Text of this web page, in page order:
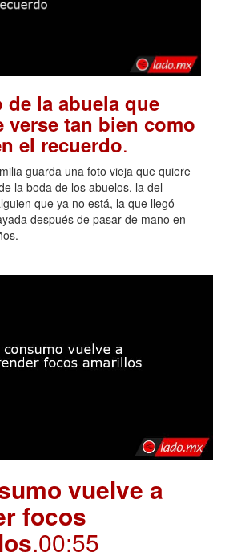
de la abuela que
verse tan bien como
el recuerdo.
guarda una foto vieja que quiere
la boda de los abuelos, la del
que ya no está, la que llegó
después de pasar de mano en
vuelve a
focos
.00:55